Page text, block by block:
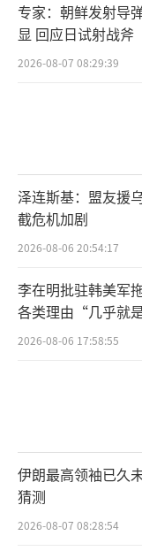
专家：朝鲜发射导
显 回应日试射战斧
2026-08-07 08:29:39
泽连斯基：盟友援
截危机加剧
2026-08-06 20:54:17
李在明批驻韩美军
各类理由“几乎就
2026-08-06 17:58:55
伊朗最高领袖已久
猜测
2026-08-07 08:28:54